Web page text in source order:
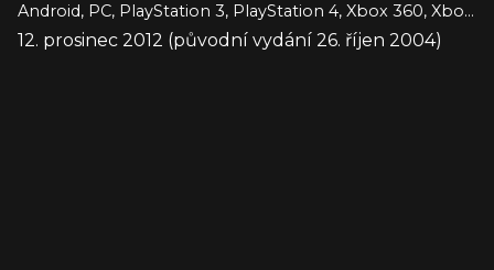
Android, PC, PlayStation 3, PlayStation 4, Xbox 360, Xbox One, iOS
12. prosinec 2012 (původní vydání 26. říjen 2004)